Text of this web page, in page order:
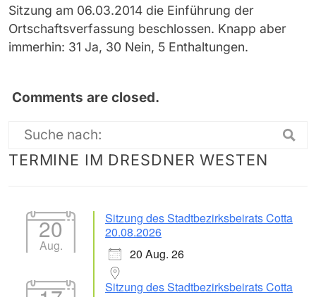
Sitzung am 06.03.2014 die Einführung der
Ortschaftsverfassung beschlossen. Knapp aber
immerhin: 31 Ja, 30 Nein, 5 Enthaltungen.
Comments are closed.
Suche
nach:
TERMINE IM DRESDNER WESTEN
20
Aug.
Sitzung des Stadtbezirksbeirats Cotta
20.08.2026
20 Aug. 26
Sitzung des Stadtbezirksbeirats Cotta